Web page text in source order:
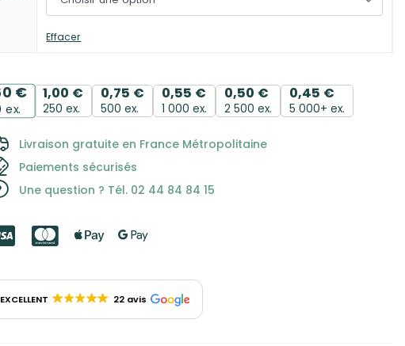
Effacer
€
ex.
1,00 €
250 ex.
0,75 €
500 ex.
0,55 €
1 000 ex.
0,50 €
2 500 ex.
0,45 €
5 000+ ex.
Livraison gratuite en France Métropolitaine
Paiements sécurisés
Une question ? Tél. 02 44 84 84 15
EXCELLENT 22 avis